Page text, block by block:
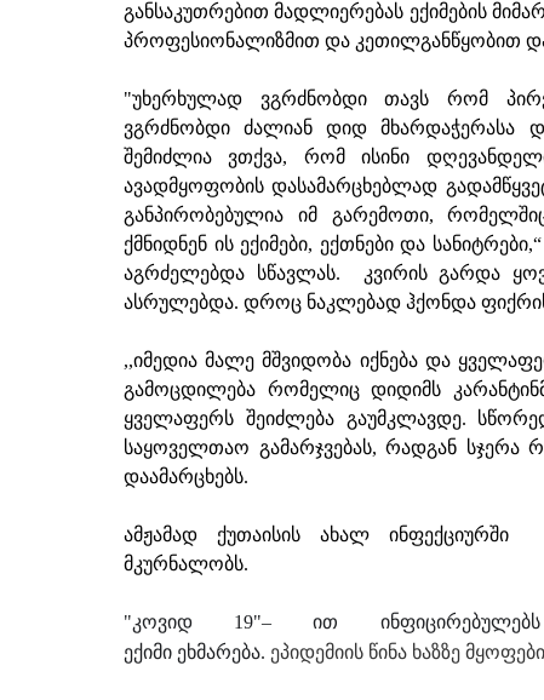
განსაკუთრებით მადლიერებას ექიმების
პროფესიონალიზმით და კეთილგანწყობით
"უხერხულად ვგრძნობდი თავს რომ
ვგრძნობდი ძალიან დიდ მხარდაჭერასა
შემიძლია ვთქვა, რომ ისინი
ავადმყოფობის დასამარცხებლად
განპირობებულია იმ გარემოთი,
ქმნიდნენ ის ექიმები, ექთნები და
აგრძელებდა სწავლას. კვირის გარდა
ასრულებდა. დროც ნაკლებად ჰქონდა
,,იმედია მალე მშვიდობა იქნება და
გამოცდილება რომელიც დიდიმს
ყველაფერს შეიძლება
გაუმკლავდე.
საყოველთაო გამარჯვებას, რადგან
დაამარცხებს.
ამჟამად ქუთაისის ახალ ინფექციურში
მკურნალობს.
"კოვიდ 19"– ით ინფიცირებულებს
ექიმი ეხმარება. ეპიდემიის წინა ხაზზე მყოფები